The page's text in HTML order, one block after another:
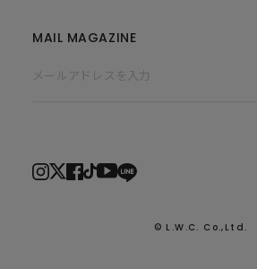
MAIL MAGAZINE
© L.W.C. Co.,Ltd.